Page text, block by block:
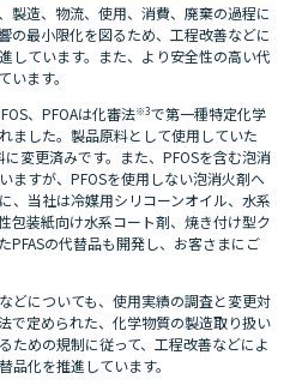
製造、物流、使用、消費、廃棄の過程に
の最小限化を図るため、工程改善などに
しています。また、より安全性の高い代
ます。
、PFOAは化審法※3で第一種特定化学
ました。製品原料として使用していた
変更済みです。また、PFOSを含む泡消
ますが、PFOSを使用しない泡消火剤へ
、当社は冷媒用シリコーンオイル、水系
包装紙向け水系コート剤、焼き付け型ク
PFASの代替品も開発し、お客さまにご
どについても、使用実績の調査と変更対
で定められた、化学物質の製造取り扱い
ための規制に従って、工程改善などによ
品化を推進しています。